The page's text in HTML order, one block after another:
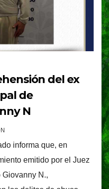
del ex
de
N
informa que, en
emitido por el Juez
N.,